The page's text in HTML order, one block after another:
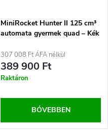
MiniRocket Hunter II 125 cm³
automata gyermek quad – Kék
307 008 Ft ÁFA nélkül
389 900 Ft
Raktáron
BŐVEBBEN